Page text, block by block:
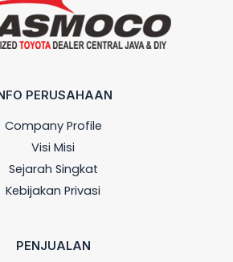
PERUSAHAAN
Company Profile
Visi Misi
Sejarah Singkat
Kebijakan Privasi
PENJUALAN